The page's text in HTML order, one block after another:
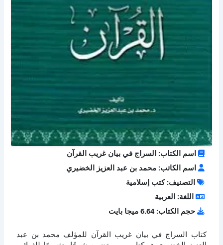
اسم الكتاب: السراج في بيان غريب القرآن
اسم الكاتب: محمد بن عبد العزيز الخضيري
التصنيف: كتب إسلامية
اللغة: العربية
حجم الكتاب: 6.64 ميجا بايت
كتاب السراج في بيان غريب القرآن للمؤلف محمد بن عبد